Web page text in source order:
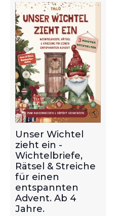
Unser Wichtel
zieht ein -
Wichtelbriefe,
Rätsel & Streiche
für einen
entspannten
Advent. Ab 4
Jahre.